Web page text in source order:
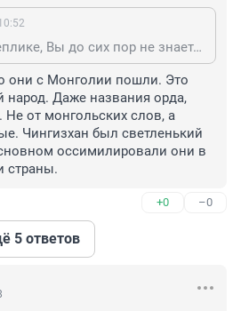
Судя по Вашей реплике, Вы до сих пор не знаете, что действительно - монголы были великие завоеватели. Империя Чингиз-хана занимала бОльшую часть Евразии.
они с Монголии пошли. Это
народ. Даже названия орда,
Не от монгольских слов, а
Чингизхан был светленький
оссимилировали они в
страны.
+0 –0
5 ответов